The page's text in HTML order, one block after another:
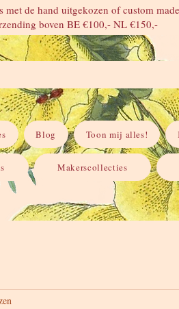
de hand uitgekozen of custom
boven BE €100,- NL €150,-
Blog Toon mij alles!
Makerscollecties